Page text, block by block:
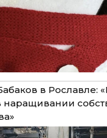
в Рославле:
наращивании